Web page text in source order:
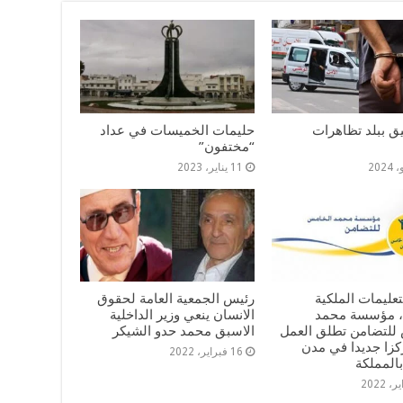
ببلد تظاهرات
حليمات الخميسات في عداد
“مختفون”
11 يناير، 2023
الملكية
مؤسسة محمد
تطلق العمل
مركزا جديدا في مدن
رئيس الجمعية العامة لحقوق
الانسان ينعي وزير الداخلية
الاسبق محمد حدو الشيكر
16 فبراير، 2022